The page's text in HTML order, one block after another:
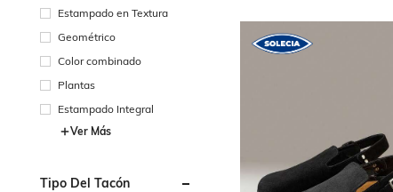
Estampado en Textura
Geométrico
Color combinado
Plantas
Estampado Integral
Ver Más
Tipo Del Tacón